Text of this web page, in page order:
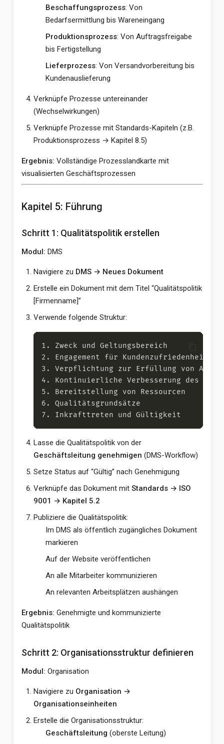
Beschaffungsprozess: Von
Bedarfsermittlung bis Wareneingang
Produktionsprozess: Von Auftragsfreigabe
bis Fertigstellung
Lieferprozess: Von Versandvorbereitung bis
Kundenauslieferung
Verknüpfe Prozesse untereinander
(Wechselwirkungen)
Verknüpfe Prozesse mit Standards-Kapiteln (z.B.
Produktionsprozess → Kapitel 8.5)
Ergebnis: Vollständige Prozesslandkarte mit
visualisierten Geschäftsprozessen
Kapitel 5: Führung
Schritt 1: Qualitätspolitik erstellen
Modul: DMS
Navigiere zu DMS → Neues Dokument
Erstelle ein Dokument mit dem Titel “Qualitätspolitik
[Firmenname]”
Verwende folgende Struktur:
Lasse die Qualitätspolitik von der
Geschäftsleitung genehmigen (DMS-Workflow)
Setze Status auf “Gültig” nach Genehmigung
Verknüpfe das Dokument mit Standards → ISO
9001 → Kapitel 5.2
Publiziere die Qualitätspolitik:
Im DMS als öffentlich zugängliches Dokument
markieren
Auf der Website veröffentlichen
An alle Mitarbeiter kommunizieren
An relevanten Arbeitsplätzen aushängen
Ergebnis: Genehmigte und kommunizierte
Qualitätspolitik
Schritt 2: Organisationsstruktur definieren
Modul: Organisation
Navigiere zu Organisation →
Organisationseinheiten
Erstelle die Organisationsstruktur:
Geschäftsleitung (oberste Leitung)